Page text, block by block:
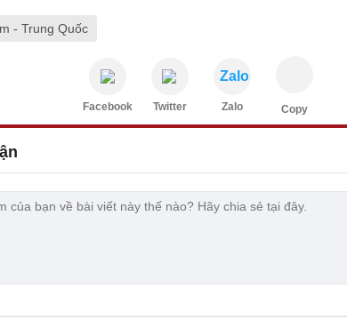
- Trung Quốc
Facebook Twitter
Zalo
Zalo Copy